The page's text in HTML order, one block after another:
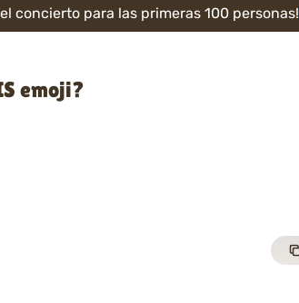
concierto para las primeras 100 personas!
emoji?